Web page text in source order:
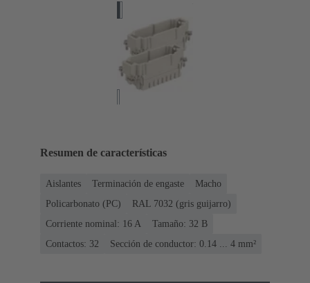
Resumen de características
Aislantes Terminación de engaste
Macho
Policarbonato (PC)
RAL 7032 (gris guijarro)
Corriente nominal: ‌16 A
Tamaño: 32 B
Contactos: 32
Sección de conductor: 0.14 ... 4 mm²